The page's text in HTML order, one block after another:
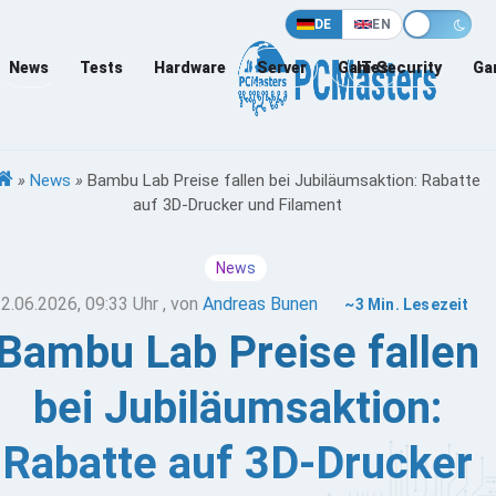
DE EN
News Tests Hardware Server Games
IT-Security
» News » Bambu Lab Preise fallen bei Jubiläumsaktion: Rabatte
auf 3D-Drucker und Filament
News
09:33 Uhr , vonAndreas Bunen ~3 Min. Lesezeit
Lab Preise fallen
bei Jubiläumsaktion:
Rabatte auf 3D-Drucker